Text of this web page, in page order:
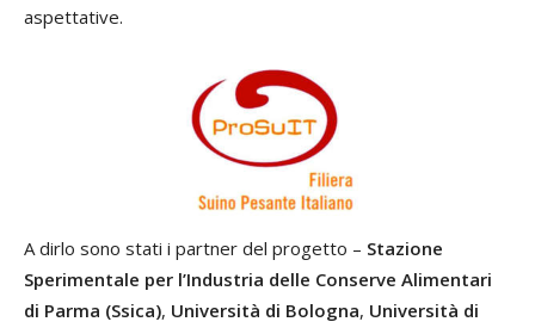
aspettative.
A dirlo sono stati i partner del progetto – Stazione
Sperimentale per l’Industria delle Conserve Alimentari
di Parma (Ssica), Università di Bologna, Università di